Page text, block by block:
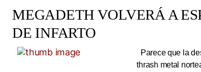
MEGADETH VOLVERÁ A
DE INFARTO
Parece que la
thrash metal